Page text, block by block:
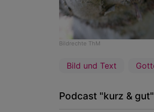
Bildrechte ThM
Bild und Text
Podcast "kurz & gut"